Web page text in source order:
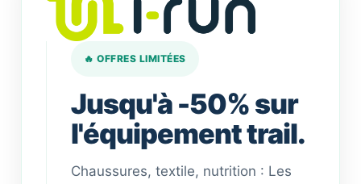
🔥 OFFRES LIMITÉES
Jusqu'à -50% sur
l'équipement trail.
Chaussures, textile, nutrition : Les